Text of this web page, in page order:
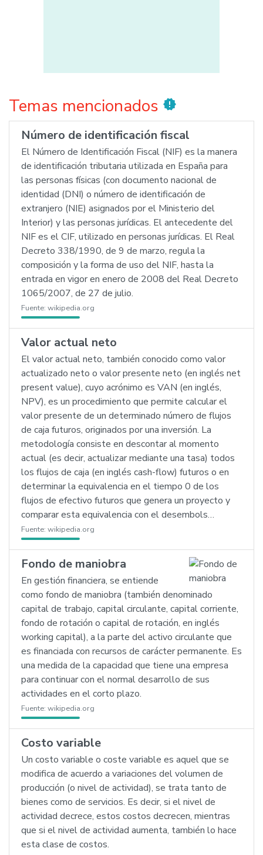
Temas mencionados new_releases
Número de identificación fiscal
El Número de Identificación Fiscal (NIF) es la manera
de identificación tributaria utilizada en España para
las personas físicas (con documento nacional de
identidad (DNI) o número de identificación de
extranjero (NIE) asignados por el Ministerio del
Interior) y las personas jurídicas. El antecedente del
NIF es el CIF, utilizado en personas jurídicas. El Real
Decreto 338/1990, de 9 de marzo, regula la
composición y la forma de uso del NIF, hasta la
entrada en vigor en enero de 2008 del Real Decreto
1065/2007, de 27 de julio.
Fuente: wikipedia.org
Valor actual neto
El valor actual neto, también conocido como valor
actualizado neto o valor presente neto (en inglés net
present value), cuyo acrónimo es VAN (en inglés,
NPV), es un procedimiento que permite calcular el
valor presente de un determinado número de flujos
de caja futuros, originados por una inversión. La
metodología consiste en descontar al momento
actual (es decir, actualizar mediante una tasa) todos
los flujos de caja (en inglés cash-flow) futuros o en
determinar la equivalencia en el tiempo 0 de los
flujos de efectivo futuros que genera un proyecto y
comparar esta equivalencia con el desembols…
Fuente: wikipedia.org
Fondo de maniobra
En gestión financiera, se entiende
como fondo de maniobra (también denominado
capital de trabajo, capital circulante, capital corriente,
fondo de rotación o capital de rotación, en inglés
working capital), a la parte del activo circulante que
es financiada con recursos de carácter permanente. Es
una medida de la capacidad que tiene una empresa
para continuar con el normal desarrollo de sus
actividades en el corto plazo.
Fuente: wikipedia.org
Costo variable
Un costo variable o coste variable es aquel que se
modifica de acuerdo a variaciones del volumen de
producción (o nivel de actividad), se trata tanto de
bienes como de servicios. Es decir, si el nivel de
actividad decrece, estos costos decrecen, mientras
que si el nivel de actividad aumenta, también lo hace
esta clase de costos.